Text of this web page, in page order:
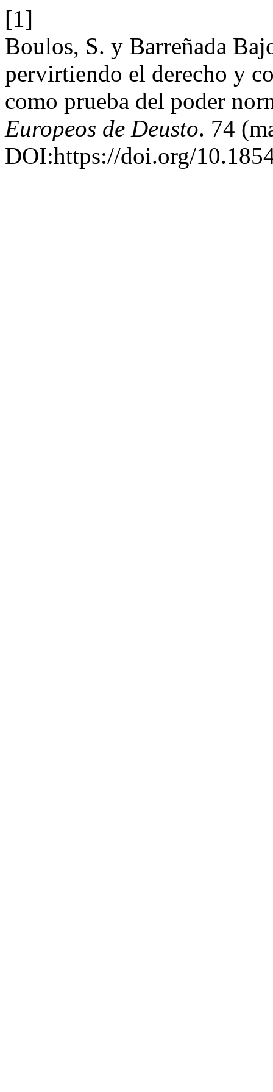
[1]
Boulos, S. y Barreñada
pervirtiendo el derecho y
como prueba del poder
Europeos de Deusto. 74
DOI:https://doi.org/